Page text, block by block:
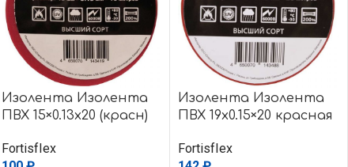
Изолента Изолента
ПВХ 15×0.13х20 (красн)
FortisfIex
Изолента Изолента
ПВХ 19х0.15×20 красная
FortisfIex